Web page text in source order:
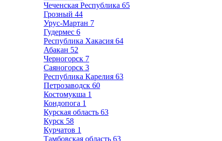
Чеченская Республика 65
Грозный 44
Урус-Мартан 7
Гудермес 6
Республика Хакасия 64
Абакан 52
Черногорск 7
Саяногорск 3
Республика Карелия 63
Петрозаводск 60
Костомукша 1
Кондопога 1
Курская область 63
Курск 58
Курчатов 1
Тамбовская область 63